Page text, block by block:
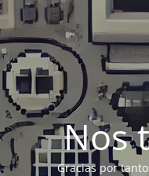
Nos
Gracias por